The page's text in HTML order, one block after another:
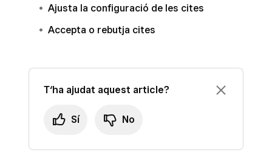
Ajusta la configuració de les cites
Accepta o rebutja cites
T‘ha ajudat aquest article?
Sí No